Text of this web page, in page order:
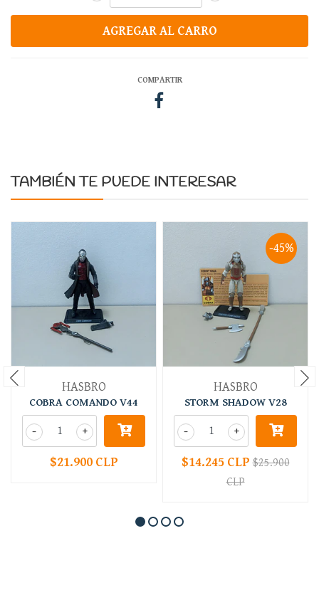
COMPARTIR
TAMBIÉN TE PUEDE INTERESAR
HASBRO
COBRA COMANDO V44
+
-
$21.900 CLP
-45%
HASBRO
STORM SHADOW V28
+
-
$14.245 CLP$25.900
CLP